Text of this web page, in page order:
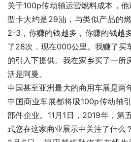
关于100p传动轴运营燃料成本，
型卡大约是29油，与类似产品的
2-3，你赚的钱越多，你赚的钱越
了28次，现在000公里。我赚了买
的引入下提供。我在家乡买了一所
活是阿曼。
中国甚至亚洲最大的商用车展是两
中国商业车展都将吸100p传动轴
部件企业。11月1日，2019年，第
式您在这家商业展示中关注了什么？